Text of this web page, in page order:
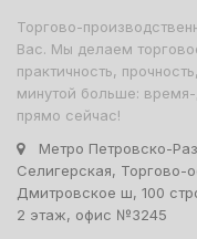
Торгово-
Вас. Мы делаем
практичность,
минутой больше: время-
прямо сейчас!
Метро Петровско-
Селигерская, Торгово-
Дмитровское ш, 100
2 этаж, офис №3245